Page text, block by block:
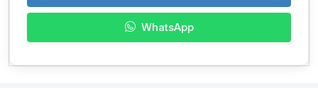
WhatsApp